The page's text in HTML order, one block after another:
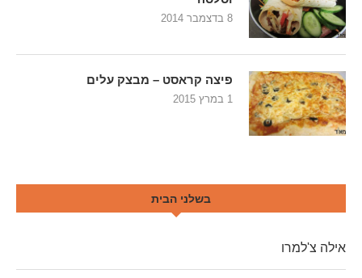
8 בדצמבר 2014
פיצה קראסט – מבצק עלים
1 במרץ 2015
בשלני הבית
אילה צ'למרו